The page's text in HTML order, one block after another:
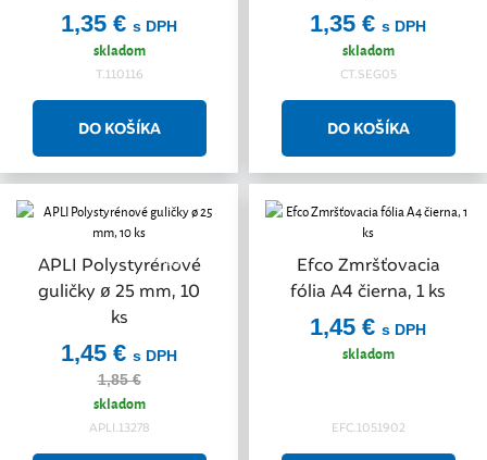
1,35 € s DPH
skladom
T.110116
1,35 € s DPH
skladom
CT.SEG05
APLI Polystyrénové
guličky ø 25 mm, 10
ks
Akcia
1,45 € s DPH
1,85 €
skladom
APLI.13278
Efco Zmršťovacia
fólia A4 čierna, 1 ks
1,45 € s DPH
skladom
EFC.1051902